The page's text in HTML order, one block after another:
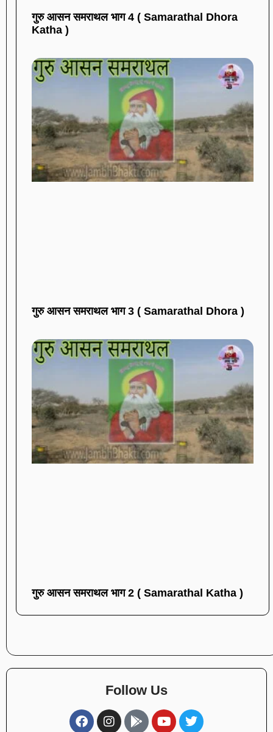
गुरु आसन समराथल भाग 4 ( Samarathal Dhora
Katha )
गुरु आसन समराथल भाग 3 ( Samarathal Dhora )
गुरु आसन समराथल भाग 2 ( Samarathal Katha )
Follow Us